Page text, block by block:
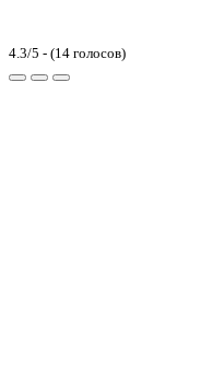
4.3/5 - (14 голосов)